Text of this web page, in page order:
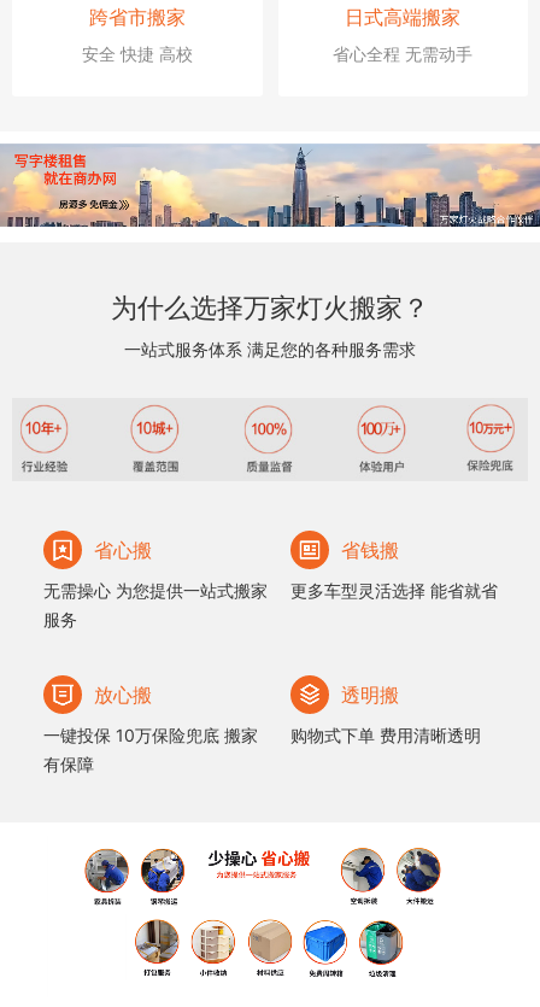
跨省市搬家
安全 快捷 高校
日式高端搬家
省心全程 无需动手
为什么选择万家灯火搬家？
一站式服务体系 满足您的各种服务需求
省心搬
无需操心 为您提供一站式搬家
服务
省钱搬
更多车型灵活选择 能省就省
放心搬
一键投保 10万保险兜底 搬家
有保障
透明搬
购物式下单 费用清晰透明